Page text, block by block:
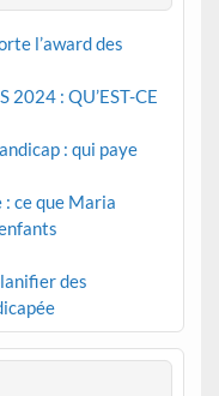
l’award des
2024 : QU’EST-CE
: qui paye
: ce que Maria
des